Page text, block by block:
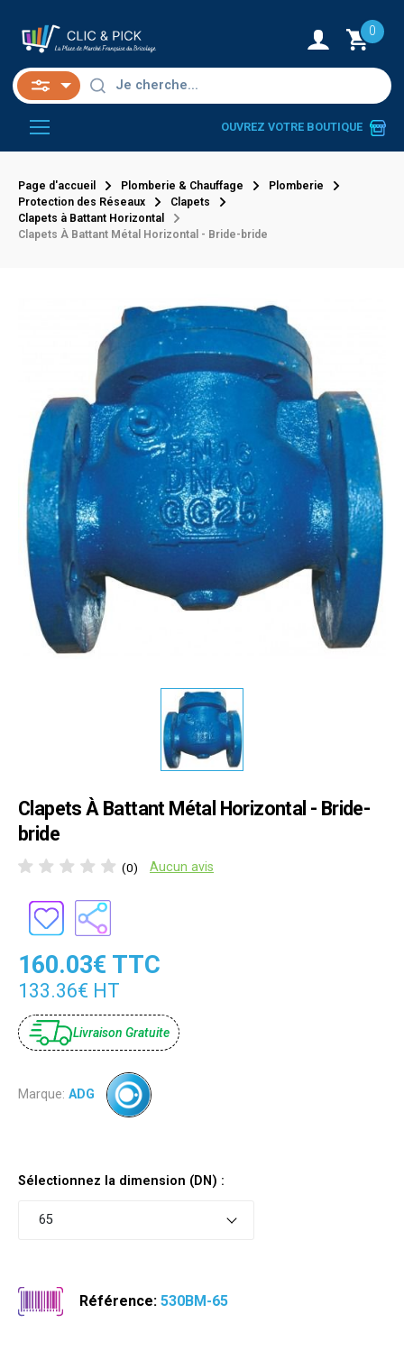
0
OUVREZ VOTRE BOUTIQUE
Page d'accueil Plomberie & Chauffage
Plomberie
Protection des Réseaux
Clapets
Clapets à Battant Horizontal
Clapets À Battant Métal Horizontal - Bride-bride
Clapets À Battant Métal Horizontal - Bride-
bride
(0) Aucun avis
160.03€ TTC
133.36€ HT
Livraison Gratuite
Marque: ADG
Sélectionnez la dimension (DN) :
65
Référence:530BM-65